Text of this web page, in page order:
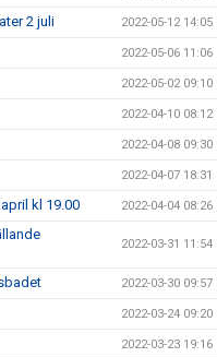
2 juli 2022-05-12 14:05
2022-05-06 11:06
2022-05-02 09:10
2022-04-10 08:12
2022-04-08 09:30
2022-04-07 18:31
kl 19.00 2022-04-04 08:26
2022-03-31 11:54
2022-03-30 09:57
2022-03-24 09:20
2022-03-23 19:16